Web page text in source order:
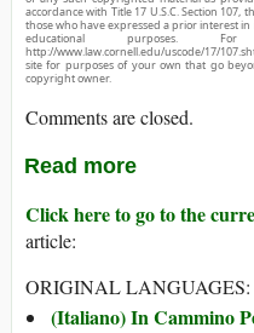
accordance with Title 17 U.S.C. Section
those who have expressed a prior interest
educational purposes.
http://www.law.cornell.edu/uscode/17/
site for purposes of your own that go
copyright owner.
Comments are closed.
Read more
Click here to go to the
article:
ORIGINAL LANGUAGES:
(Italiano) In Cammino